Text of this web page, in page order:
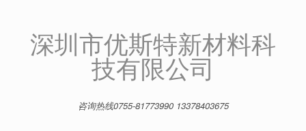
深圳市优斯特新材料科
技有限公司
咨询热线0755-81773990 13378403675